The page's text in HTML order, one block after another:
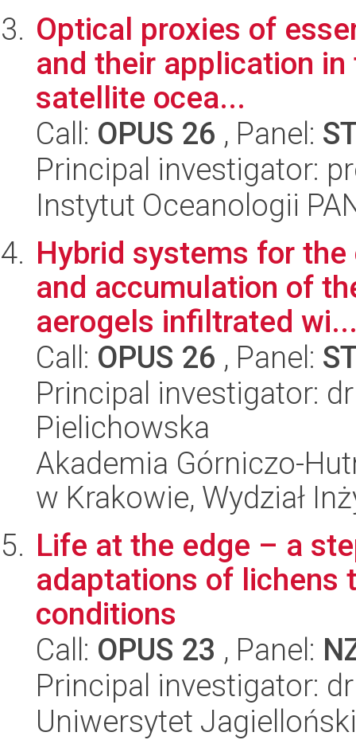
Optical proxies of
and their application
satellite ocea...
Call: OPUS 26 , Panel:
Principal investigator:
Instytut Oceanologii
Hybrid systems for
and accumulation of
aerogels infiltrated
Call: OPUS 26 , Panel:
Principal investigator:
Pielichowska
Akademia Górniczo-
w Krakowie, Wydział
Life at the edge – a
adaptations of lichens
conditions
Call: OPUS 23 , Panel:
Principal investigator:
Uniwersytet